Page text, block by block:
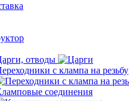
отводы
с клампа на резьбу
соединения